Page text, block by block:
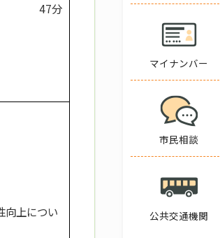
47分
向上につい
マイナンバー
市民相談
公共交通機関